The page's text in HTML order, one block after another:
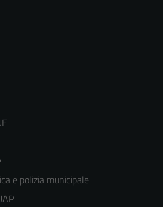
e polizia municipale